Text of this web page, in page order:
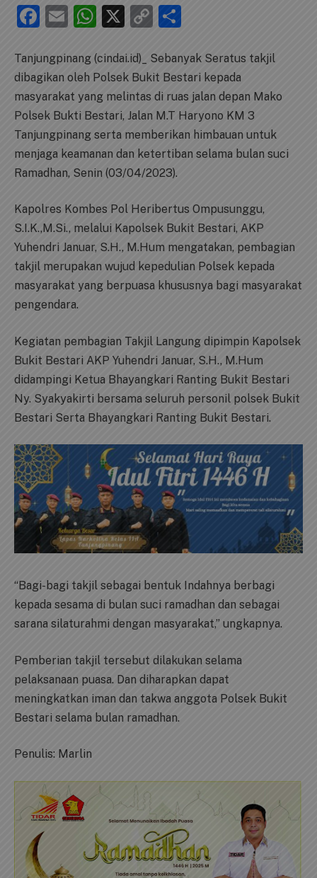
Facebook
EmailWhatsApp
X
Copy
Tanjungpinang (cindai.id)_ Sebanyak Seratus takjil
dibagikan oleh Polsek Bukit Bestari kepada
masyarakat yang melintas di ruas jalan depan Mako
Polsek Bukti Bestari, Jalan M.T Haryono KM 3
Tanjungpinang serta memberikan himbauan untuk
menjaga keamanan dan ketertiban selama bulan suci
Ramadhan, Senin (03/04/2023).
Kapolres Kombes Pol Heribertus Ompusunggu,
S.I.K.,M.Si., melalui Kapolsek Bukit Bestari, AKP
Yuhendri Januar, S.H., M.Hum mengatakan, pembagian
takjil merupakan wujud kepedulian Polsek kepada
masyarakat yang berpuasa khususnya bagi masyarakat
pengendara.
Kegiatan pembagian Takjil Langung dipimpin Kapolsek
Bukit Bestari AKP Yuhendri Januar, S.H., M.Hum
didampingi Ketua Bhayangkari Ranting Bukit Bestari
Ny. Syakyakirti bersama seluruh personil polsek Bukit
Bestari Serta Bhayangkari Ranting Bukit Bestari.
“Bagi-bagi takjil sebagai bentuk Indahnya berbagi
kepada sesama di bulan suci ramadhan dan sebagai
sarana silaturahmi dengan masyarakat,” ungkapnya.
Pemberian takjil tersebut dilakukan selama
pelaksanaan puasa. Dan diharapkan dapat
meningkatkan iman dan takwa anggota Polsek Bukit
Bestari selama bulan ramadhan.
Penulis: Marlin